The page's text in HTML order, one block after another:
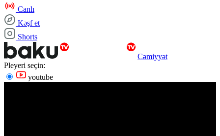
Canlı
Kəşf et
Shorts
Cəmiyyət
Pleyeri seçin:
youtube